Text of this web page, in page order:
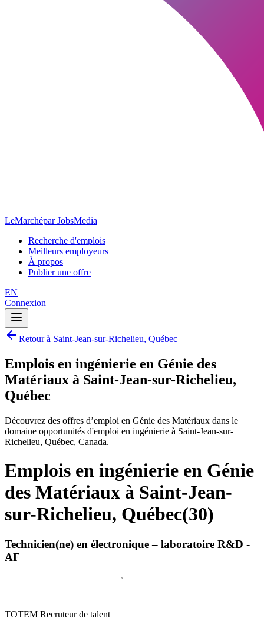
LeMarchépar JobsMedia
Recherche d'emplois
Meilleurs employeurs
À propos
Publier une offre
EN
Connexion
Retour à Saint-Jean-sur-Richelieu, Québec
Emplois en ingénierie en Génie des
Matériaux à Saint-Jean-sur-Richelieu,
Québec
Découvrez des offres d’emploi en Génie des Matériaux dans le
domaine opportunités d'emploi en ingénierie à Saint-Jean-sur-
Richelieu, Québec, Canada.
Emplois en ingénierie en Génie
des Matériaux à Saint-Jean-
sur-Richelieu, Québec(30)
Technicien(ne) en électronique – laboratoire R&D -
AF
TOTEM Recruteur de talent